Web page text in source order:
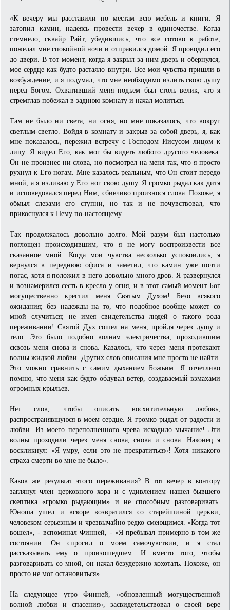
«К вечеру мы расставили по местам всю мебель и книги. Я
затопил камин, надеясь провести вечер в одиночестве. Когда
стемнело, сквайр Райт, убедившись, что все готово к работе,
пожелал мне спокойной ночи и отправился домой. Я проводил его
до двери. В тот момент, когда я закрыл за ним дверь и обернулся,
мое сердце как будто растаяло внутри. Все мои чувства пришли в
возбуждение, и я подумал, что мне необходимо излить свою душу
перед Богом. Охвативший меня подъем был столь велик, что я
стремглав побежал в заднюю комнату и начал молиться.
Там не было ни света, ни огня, но мне показалось, что вокруг
светлым-светло. Войдя в комнату и закрыв за собой дверь, я, как
мне показалось, пережил встречу с Господом Иисусом лицом к
лицу. Я видел Его, как мог бы видеть любого другого человека.
Он не произнес ни слова, но посмотрел на меня так, что я просто
рухнул к Его ногам. Мне казалось реальным, что Он стоит передо
мной, а я изливаю у Его ног свою душу. Я громко рыдал как дитя
и исповедовался перед Ним, сбивчиво произнося слова. Похоже, я
обмыл слезами его ступни, но так и не почувствовал, что
прикоснулся к Нему по-настоящему.
Так продолжалось довольно долго. Мой разум был настолько
поглощен происходившим, что я не могу воспроизвести все
сказанное мной. Когда мои чувства несколько успокоились, я
вернулся в переднюю офиса и заметил, что камин уже почти
погас, хотя я положил в него довольно много дров. Я развернулся
и вознамерился сесть в кресло у огня, и в этот самый момент Бог
могущественно крестил меня Святым Духом! Безо всякого
ожидания; без надежды на то, что подобное вообще может со
мной случиться; не имея свидетельства людей о такого рода
переживании! Святой Дух сошел на меня, пройдя через душу и
тело. Это было подобно волнам электричества, проходившим
сквозь меня снова и снова. Казалось, что через меня протекают
волны жидкой любви. Других слов описания мне просто не найти.
Это можно сравнить с самим дыханием Божьим. Я отчетливо
помню, что меня как будто обдувал ветер, создаваемый взмахами
огромных крыльев.
Нет слов, чтобы описать восхитительную любовь,
распространявшуюся в моем сердце. Я громко рыдал от радости и
любви. Из моего переполненного чрева исходило мычание! Эти
волны проходили через меня снова, снова и снова. Наконец я
воскликнул: «Я умру, если это не прекратиться»! Хотя никакого
страха смерти во мне не было».
Каков же результат этого переживания? В тот вечер в контору
заглянул член церковного хора и с удивлением нашел бывшего
скептика «громко рыдающим» и не способным разговаривать.
Юноша ушел и вскоре возвратился со старейшиной церкви,
человеком серьезным и чрезвычайно редко смеющимся. «Когда тот
вошел», - вспоминал Финней, - «Я пребывал примерно в том же
состоянии. Он спросил о моем самочувствии, и я стал
рассказывать ему о произошедшем. И вместо того, чтобы
разговаривать со мной, он начал безудержно хохотать. Похоже, он
просто не мог остановиться».
На следующее утро Финней, «обновленный могущественной
волной любви и спасения», засвидетельствовал о своей вере